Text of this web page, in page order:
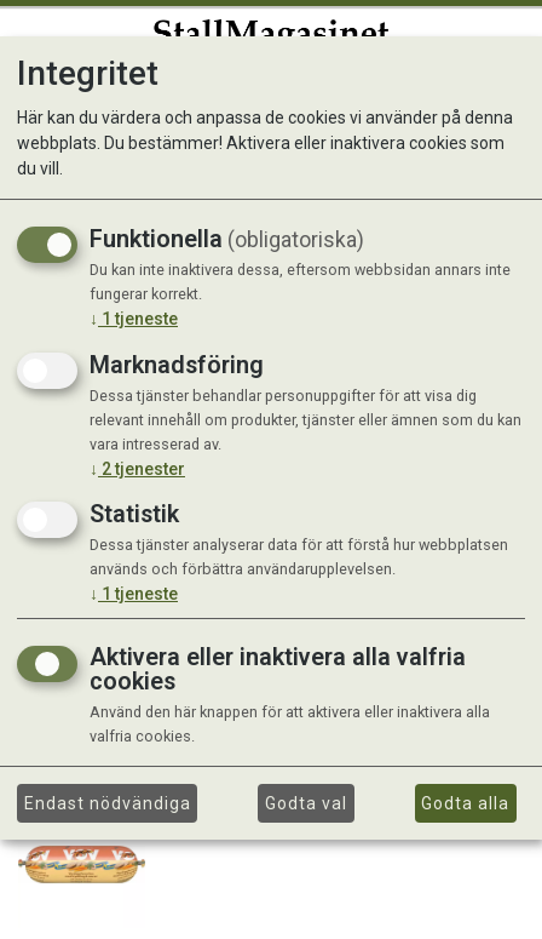
Vov Vardagsfavorit
Med Kyckling & Morot
Nyhet
Integritet
Här kan du värdera och anpassa de cookies vi använder på denna
webbplats. Du bestämmer! Aktivera eller inaktivera cookies som
du vill.
Funktionella (obligatoriska)
Du kan inte inaktivera dessa, eftersom webbsidan annars inte
fungerar korrekt.
↓ 1 tjeneste
Marknadsföring
Dessa tjänster behandlar personuppgifter för att visa dig
relevant innehåll om produkter, tjänster eller ämnen som du kan
vara intresserad av.
↓ 2tjenester
Statistik
Dessa tjänster analyserar data för att förstå hur webbplatsen
används och förbättra användarupplevelsen.
↓ 1 tjeneste
Aktivera eller inaktivera alla valfria
cookies
Använd den här knappen för att aktivera eller inaktivera alla
valfria cookies.
Endast nödvändiga Godta val Godta alla